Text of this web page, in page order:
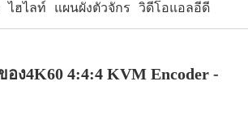
ไฮไลท์ แผนผังตัวจักร วิดีโอแอลอีดี
ง4K60 4:4:4 KVM Encoder -